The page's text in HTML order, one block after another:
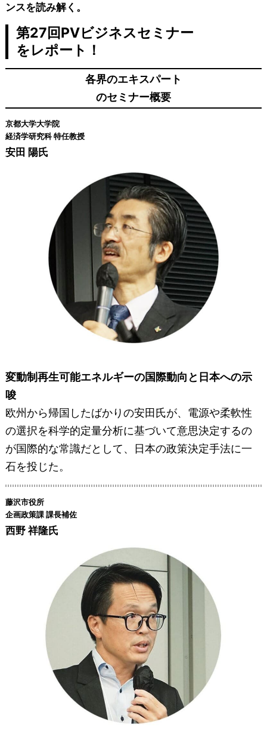
ンスを読み解く。
第27回PVビジネスセミナー
をレポート！
各界のエキスパート
のセミナー概要
京都大学大学院
経済学研究科 特任教授
安田 陽氏
変動制再生可能エネルギーの国際動向と日本への示
唆
欧州から帰国したばかりの安田氏が、電源や柔軟性
の選択を科学的定量分析に基づいて意思決定するの
が国際的な常識だとして、日本の政策決定手法に一
石を投じた。
藤沢市役所
企画政策課 課長補佐
西野 祥隆氏